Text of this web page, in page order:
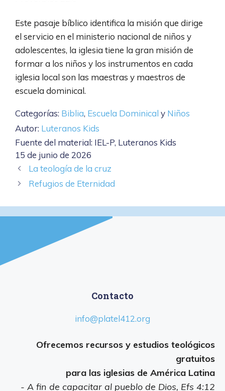
Este pasaje bíblico identifica la misión que dirige
el servicio en el ministerio nacional de niños y
adolescentes, la iglesia tiene la gran misión de
formar a los niños y los instrumentos en cada
iglesia local son las maestras y maestros de
escuela dominical.
Categorías: Biblia, Escuela Dominical y Niños
Autor: Luteranos Kids
Fuente del material: IEL-P, Luteranos Kids
15 de junio de 2026
La teología de la cruz
Refugios de Eternidad
Contacto
info@platel412.org
Ofrecemos recursos y estudios teológicos
gratuitos
para las iglesias de América Latina
- A fin de capacitar al pueblo de Dios, Efs 4:12